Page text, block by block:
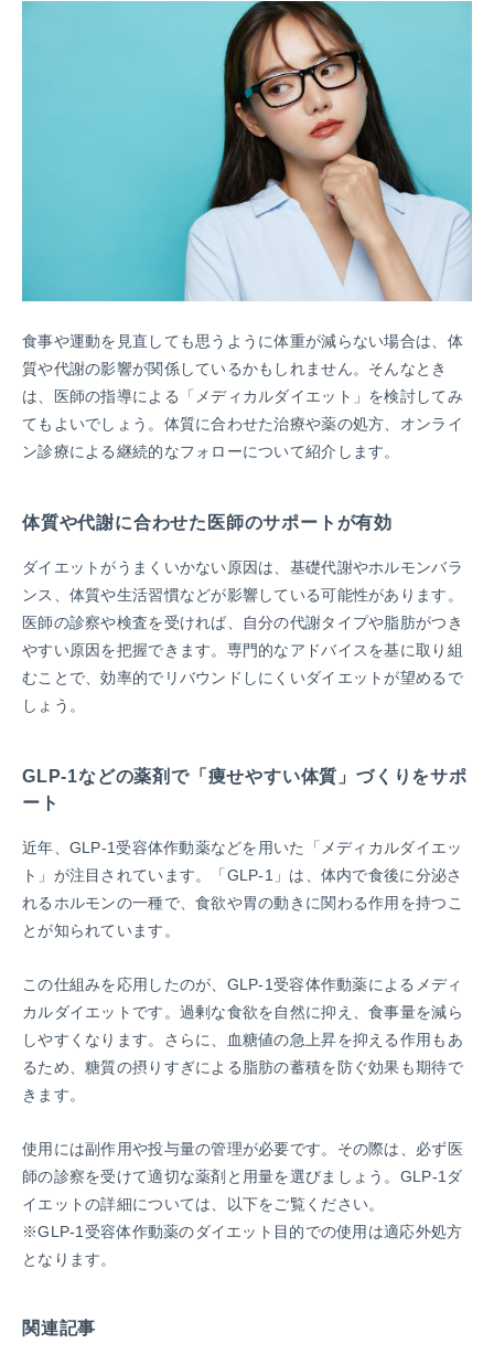
食事や運動を見直しても思うように体重が減らない場合は、体
質や代謝の影響が関係しているかもしれません。そんなとき
は、医師の指導による「メディカルダイエット」を検討してみ
てもよいでしょう。体質に合わせた治療や薬の処方、オンライ
ン診療による継続的なフォローについて紹介します。
体質や代謝に合わせた医師のサポートが有効
ダイエットがうまくいかない原因は、基礎代謝やホルモンバラ
ンス、体質や生活習慣などが影響している可能性があります。
医師の診察や検査を受ければ、自分の代謝タイプや脂肪がつき
やすい原因を把握できます。専門的なアドバイスを基に取り組
むことで、効率的でリバウンドしにくいダイエットが望めるで
しょう。
GLP-1などの薬剤で「痩せやすい体質」づくりをサポ
ート
近年、GLP-1受容体作動薬などを用いた「メディカルダイエッ
ト」が注目されています。「GLP-1」は、体内で食後に分泌さ
れるホルモンの一種で、食欲や胃の動きに関わる作用を持つこ
とが知られています。
この仕組みを応用したのが、GLP-1受容体作動薬によるメディ
カルダイエットです。過剰な食欲を自然に抑え、食事量を減ら
しやすくなります。さらに、血糖値の急上昇を抑える作用もあ
るため、糖質の摂りすぎによる脂肪の蓄積を防ぐ効果も期待で
きます。
使用には副作用や投与量の管理が必要です。その際は、必ず医
師の診察を受けて適切な薬剤と用量を選びましょう。GLP-1ダ
イエットの詳細については、以下をご覧ください。
※GLP-1受容体作動薬のダイエット目的での使用は適応外処方
となります。
関連記事